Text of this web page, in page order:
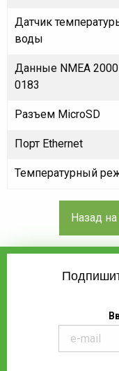
Датчик
воды
Данные NMEA
0183
Разъем MicroSD
Порт Ethernet
Температурный